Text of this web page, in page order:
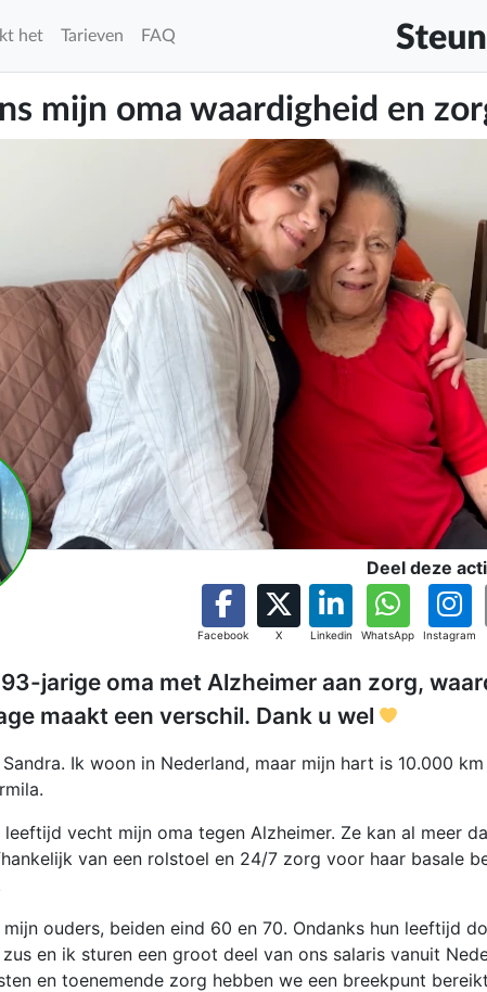
het Tarieven FAQ
mijn oma waardigheid en
Deel deze
Facebook X Linkedin WhatsApp Instagram
jarige oma met Alzheimer aan zorg,
maakt een verschil. Dank u wel
Ik woon in Nederland, maar mijn hart is 10.000
vecht mijn oma tegen Alzheimer. Ze kan al meer
van een rolstoel en 24/7 zorg voor haar basale
ouders, beiden eind 60 en 70. Ondanks hun leeftijd
zus en ik sturen een groot deel van ons salaris vanuit
en toenemende zorg hebben we een breekpunt